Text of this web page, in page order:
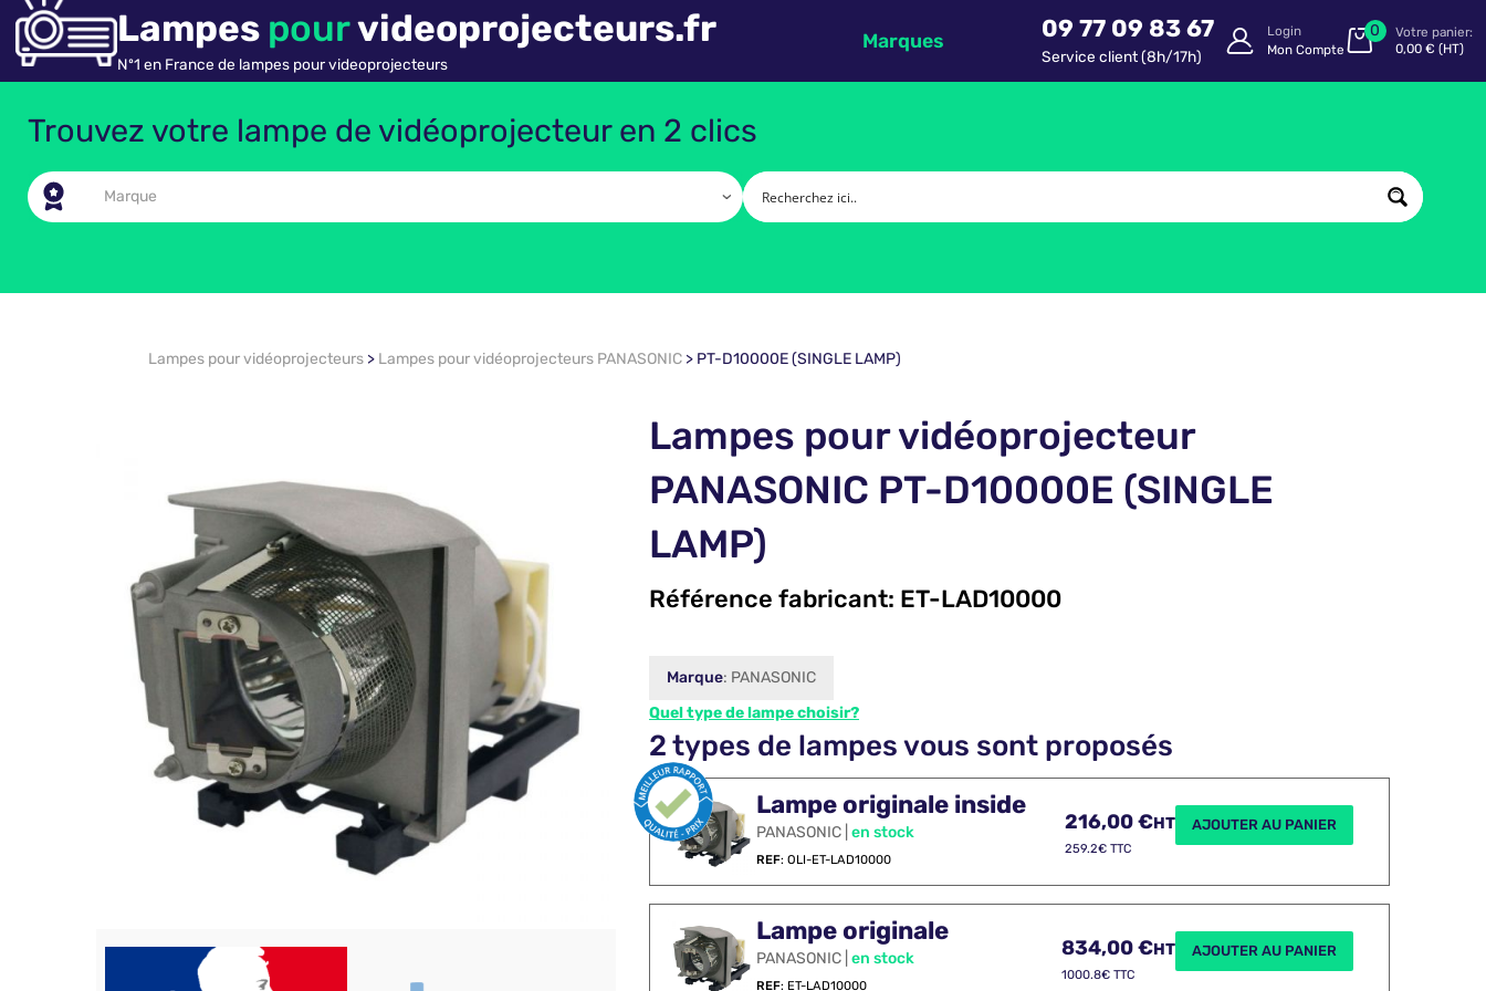
Lampes pourvideoprojecteurs.fr
Nº1 en France de lampes pour videoprojecteurs
Marques 09 77 09 83 67
Service client (8h/17h)
Login
Mon Compte
0
Votre panier:
0,00€ (HT)
Trouvez votre lampe de vidéoprojecteur en 2 clics
Lampes pour vidéoprojecteurs > Lampes pour vidéoprojecteurs PANASONIC > PT-D10000E (SINGLE LAMP)
Lampes pour vidéoprojecteur
PANASONIC PT-D10000E (SINGLE
LAMP)
Référence fabricant: ET-LAD10000
Marque: PANASONIC
Quel type de lampe choisir?
2 types de lampes vous sont proposés
Lampe originale inside
PANASONIC | en stock
REF: OLI-ET-LAD10000
216,00€HT AJOUTER AU PANIER
259.2€ TTC
Lampe originale
PANASONIC | en stock
REF: ET-LAD10000
834,00€HT AJOUTER AU PANIER
1000.8€ TTC